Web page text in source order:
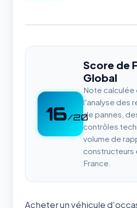
16/20
Score de
Global
Note calculée
l'analyse des
de pannes,
contrôles
volume de
constructeurs
France.
Acheter un véhicule